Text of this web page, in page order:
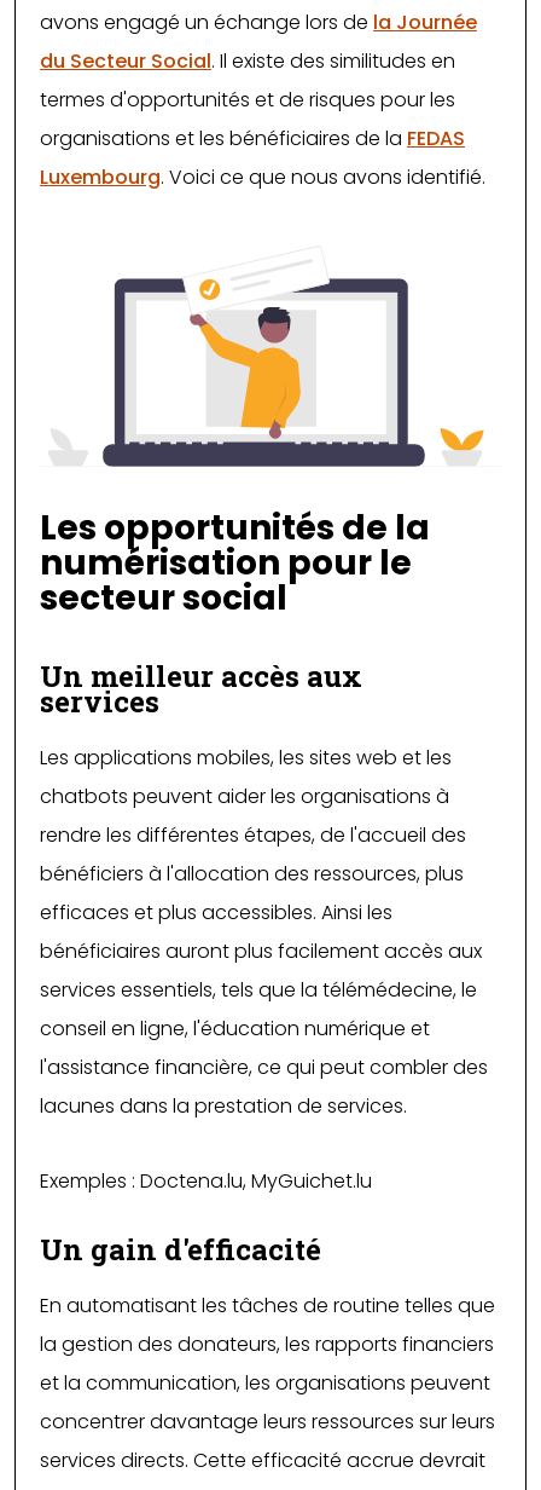
avons engagé un échange lors de la Journée
du Secteur Social. Il existe des similitudes en
termes d'opportunités et de risques pour les
organisations et les bénéficiaires de la FEDAS
Luxembourg. Voici ce que nous avons identifié.
Les opportunités de la
numérisation pour le
secteur social
Un meilleur accès aux
services
Les applications mobiles, les sites web et les
chatbots peuvent aider les organisations à
rendre les différentes étapes, de l'accueil des
bénéficiers à l'allocation des ressources, plus
efficaces et plus accessibles. Ainsi les
bénéficiaires auront plus facilement accès aux
services essentiels, tels que la télémédecine, le
conseil en ligne, l'éducation numérique et
l'assistance financière, ce qui peut combler des
lacunes dans la prestation de services.
Exemples : Doctena.lu, MyGuichet.lu
Un gain d'efficacité
En automatisant les tâches de routine telles que
la gestion des donateurs, les rapports financiers
et la communication, les organisations peuvent
concentrer davantage leurs ressources sur leurs
services directs. Cette efficacité accrue devrait